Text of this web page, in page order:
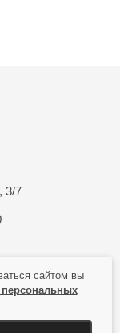
3/7
сайтом вы
персональных